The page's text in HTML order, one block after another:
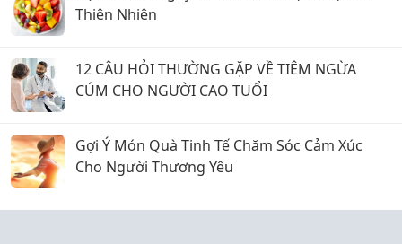
Thiên Nhiên
12 CÂU HỎI THƯỜNG GẶP VỀ TIÊM NGỪA
CÚM CHO NGƯỜI CAO TUỔI
Gợi Ý Món Quà Tinh Tế Chăm Sóc Cảm Xúc
Cho Người Thương Yêu